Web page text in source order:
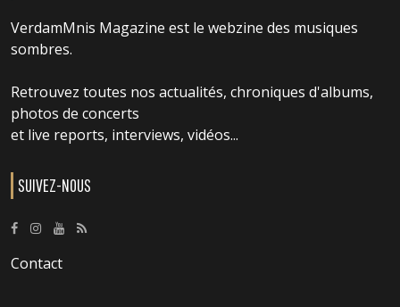
VerdamMnis Magazine est le webzine des musiques
sombres.
Retrouvez toutes nos actualités, chroniques d'albums,
photos de concerts
et live reports, interviews, vidéos...
SUIVEZ-NOUS
Contact